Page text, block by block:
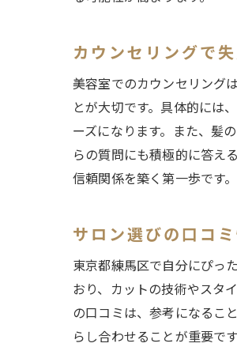
カウンセリングで
美容室でのカウンセリング
とが大切です。具体的には
ーズになります。また、髪
らの質問にも積極的に答え
信頼関係を築く第一歩です。
サロン選びの口コ
東京都練馬区で自分にぴっ
おり、カットの技術やスタ
の口コミは、参考になるこ
らし合わせることが重要で